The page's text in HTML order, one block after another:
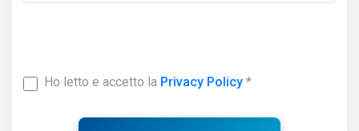
Ho letto e accetto la Privacy Policy*